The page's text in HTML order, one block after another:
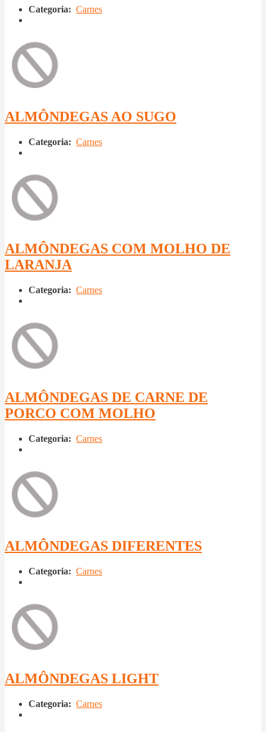
Categoria: Carnes
ALMÔNDEGAS AO SUGO
Categoria: Carnes
ALMÔNDEGAS COM MOLHO DE
LARANJA
Categoria: Carnes
ALMÔNDEGAS DE CARNE DE
PORCO COM MOLHO
Categoria: Carnes
ALMÔNDEGAS DIFERENTES
Categoria: Carnes
ALMÔNDEGAS LIGHT
Categoria: Carnes